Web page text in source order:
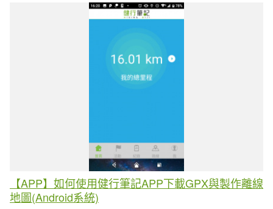
【APP】如何使用健行筆記APP下載GPX與製作離線
地圖(Android系統)